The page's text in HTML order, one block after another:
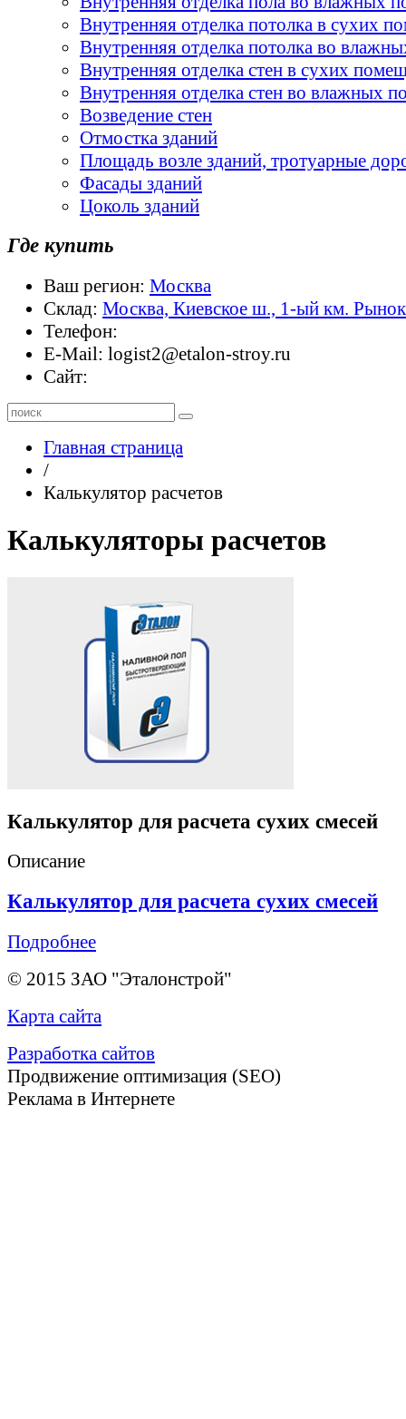
Внутренняя отделка потолка в сухих
Внутренняя отделка потолка во
Внутренняя отделка стен в сухих
Внутренняя отделка стен во влажных
Возведение стен
Отмостка зданий
Площадь возле зданий, тротуарные
Фасады зданий
Цоколь зданий
Где купить
Ваш регион: Москва
Склад: Москва, Киевское ш., 1-ый км.
Телефон:
E-Mail: logist2@etalon-stroy.ru
Сайт:
Главная страница
/
Калькулятор расчетов
Калькуляторы расчетов
Калькулятор для расчета сухих смесей
Описание
Калькулятор для расчета сухих смесей
Подробнее
© 2015 ЗАО "Эталонстрой"
Карта сайта
Разработка сайтов
Продвижение оптимизация (SEO)
Реклама в Интернете